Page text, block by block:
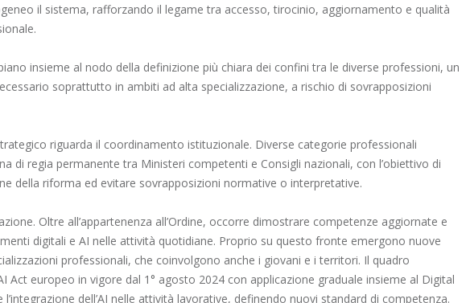
il sistema, rafforzando il legame tra accesso, tirocinio, aggiornamento e qualità
insieme al nodo della definizione più chiara dei confini tra le diverse professioni, un
soprattutto in ambiti ad alta specializzazione, a rischio di sovrapposizioni
riguarda il coordinamento istituzionale. Diverse categorie professionali
di regia permanente tra Ministeri competenti e Consigli nazionali, con l’obiettivo di
della riforma ed evitare sovrapposizioni normative o interpretative.
Oltre all’appartenenza all’Ordine, occorre dimostrare competenze aggiornate e
digitali e AI nelle attività quotidiane. Proprio su questo fronte emergono nuove
professionali, che coinvolgono anche i giovani e i territori. Il quadro
Act europeo in vigore dal 1° agosto 2024 con applicazione graduale insieme al Digital
l’integrazione dell’AI nelle attività lavorative, definendo nuovi standard di competenza.